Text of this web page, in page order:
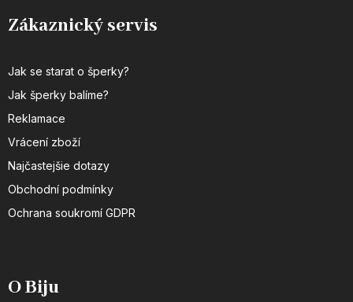
Zákaznický servis
Jak se starat o šperky?
Jak šperky balíme?
Reklamace
Vrácení zboží
Najčastejšie dotazy
Obchodní podmínky
Ochrana soukromí GDPR
O Biju